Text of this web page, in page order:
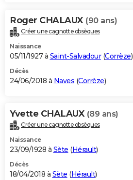
Roger CHALAUX (90 ans)
Créer une cagnotte obsèques
Naissance
05/11/1927 à Saint-Salvadour(Corrèze)
Décès
24/06/2018 à Naves (Corrèze)
Yvette CHALAUX (89 ans)
Créer une cagnotte obsèques
Naissance
23/09/1928 à Sète (Hérault)
Décès
18/04/2018 à Sète (Hérault)